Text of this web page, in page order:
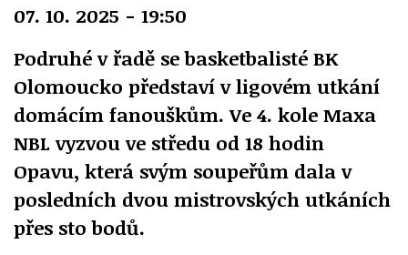
07. 10. 2025 - 19:50
Podruhé v řadě se basketbalisté BK
Olomoucko představí v ligovém utkání
domácím fanouškům. Ve 4. kole Maxa
NBL vyzvou ve středu od 18 hodin
Opavu, která svým soupeřům dala v
posledních dvou mistrovských utkáních
přes sto bodů.